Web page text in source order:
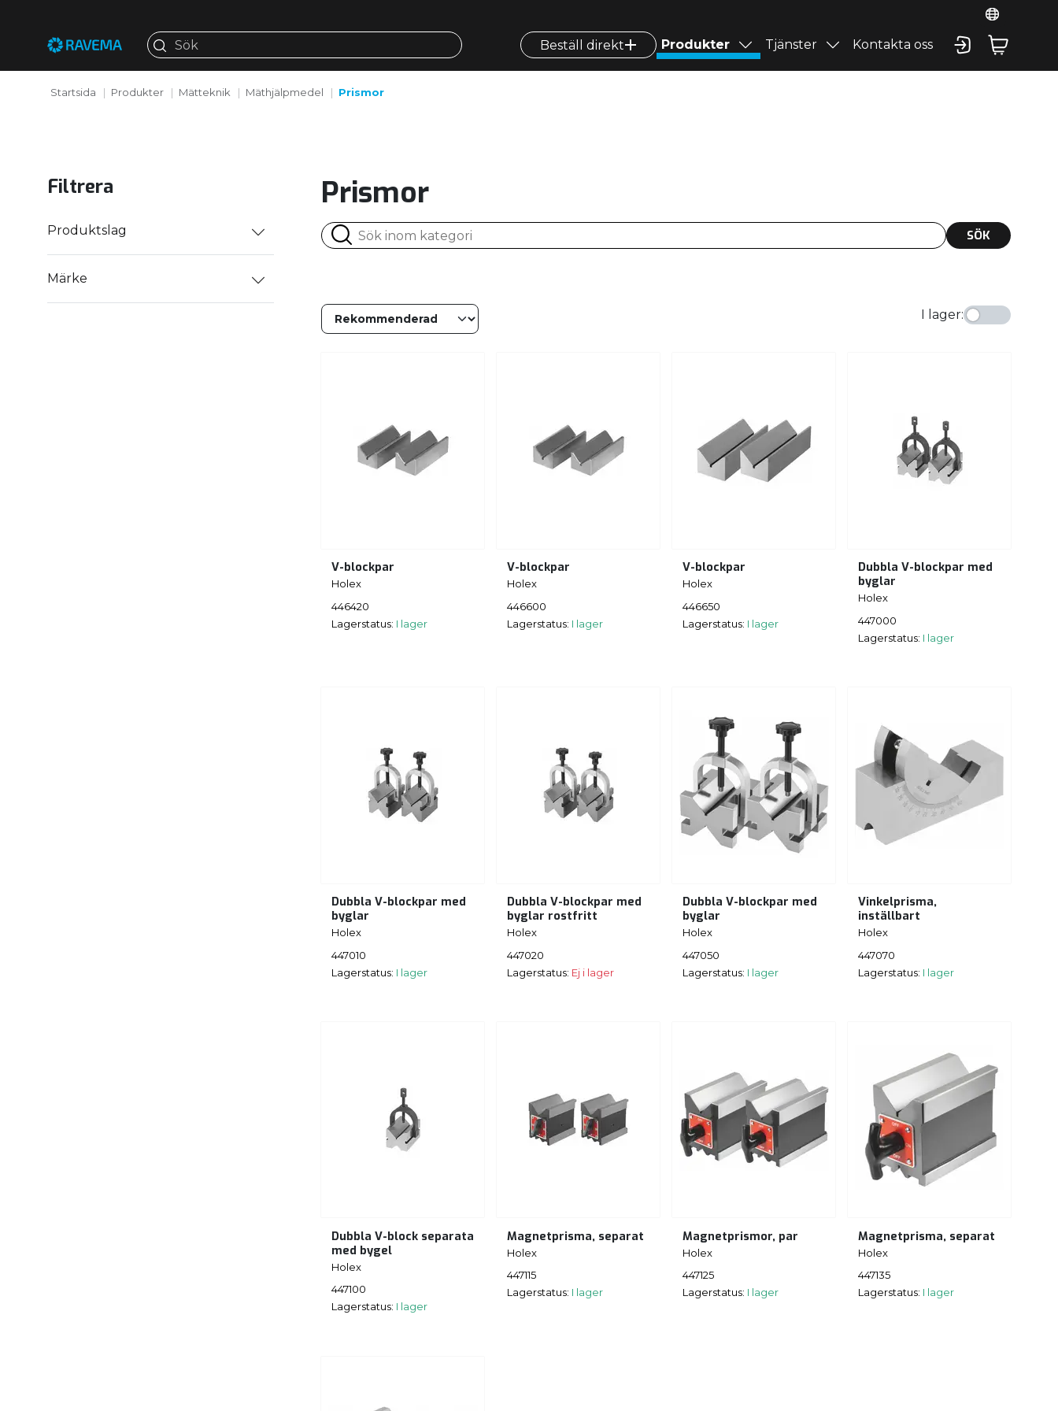
Beställ direkt Produkter Tjänster Kontakta oss
Startsida Produkter Mätteknik Mäthjälpmedel Prismor
Filtrera
Produktslag
Märke
Prismor
SÖK
I lager:
V-blockpar
Holex
446420
Lagerstatus: I lager
V-blockpar
Holex
446600
Lagerstatus: I lager
V-blockpar
Holex
446650
Lagerstatus: I lager
Dubbla V-blockpar med
byglar
Holex
447000
Lagerstatus: I lager
Dubbla V-blockpar med
byglar
Holex
447010
Lagerstatus: I lager
Dubbla V-blockpar med
byglar rostfritt
Holex
447020
Lagerstatus: Ej i lager
Dubbla V-blockpar med
byglar
Holex
447050
Lagerstatus: I lager
Vinkelprisma,
inställbart
Holex
447070
Lagerstatus: I lager
Dubbla V-block separata
med bygel
Holex
447100
Lagerstatus: I lager
Magnetprisma, separat
Holex
447115
Lagerstatus: I lager
Magnetprismor, par
Holex
447125
Lagerstatus: I lager
Magnetprisma, separat
Holex
447135
Lagerstatus: I lager